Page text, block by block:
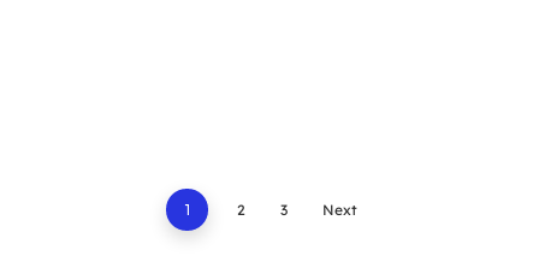
1 2 3 Next